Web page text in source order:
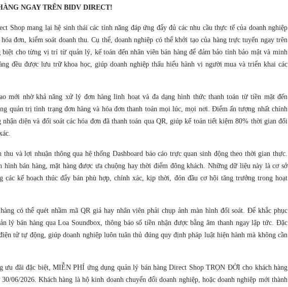
NGAY TRÊN BIDV DIRECT!
Shop mang lại hệ sinh thái các tính năng đáp ứng đẩy đủ các nhu cầu thực tế của doanh nghiệp
đơn, kiểm soát doanh thu. Cụ thể, doanh nghiệp có thể khởi tạo của hàng trực tuyến ngay trên
cho từng vị trí từ quản lý, kế toán đến nhân viên bán hàng để đảm bảo tính bảo mật và minh
đều được lưu trữ khoa học, giúp doanh nghiệp thấu hiểu hành vi người mua và triển khai các
mới nhờ khả năng xử lý đơn hàng linh hoạt và đa dạng hình thức thanh toán từ tiền mặt đến
quản trị tình trạng đơn hàng và hóa đơn thanh toán mọi lúc, mọi nơi. Điểm ấn tượng nhất chính
diện và đối soát các hóa đơn đã thanh toán qua QR, giúp kế toán tiết kiệm 80% thời gian đối
và lợi nhuận thông qua hệ thống Dashboard báo cáo trực quan sinh động theo thời gian thực.
hình bán hàng, mặt hàng được ưa chuộng hay thời điểm đông khách. Những dữ liệu này là cơ sở
các kế hoạch thúc đẩy bán phù hợp, chính xác, kịp thời, đón đầu cơ hội tăng trưởng trong hoạt
có thể quét nhầm mã QR giả hay nhân viên phải chụp ảnh màn hình đối soát. Để khắc phục
lý bán hàng qua Loa Soundbox, thông báo số tiền nhận được bằng âm thanh ngay lập tức. Đặc
tử tự động, giúp doanh nghiệp luôn tuân thủ đúng quy định pháp luật hiện hành mà không cần
ưu đãi đặc biệt, MIỄN PHÍ ứng dụng quản lý bán hàng Direct Shop TRỌN ĐỜI cho khách hàng
06/2026. Khách hàng là hộ kinh doanh chuyển đổi doanh nghiệp, hoặc doanh nghiệp mới thành